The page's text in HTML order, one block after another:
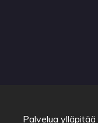
Palvelua ylläpitää